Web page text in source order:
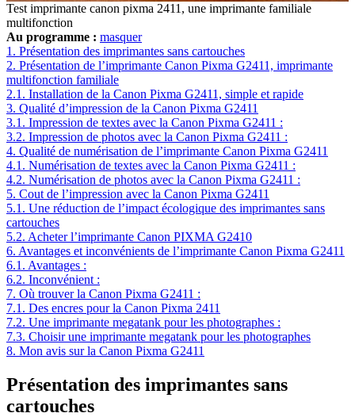
Test imprimante canon pixma 2411, une imprimante familiale
multifonction
Au programme : masquer
1. Présentation des imprimantes sans cartouches
2. Présentation de l’imprimante Canon Pixma G2411, imprimante
multifonction familiale
2.1. Installation de la Canon Pixma G2411, simple et rapide
3. Qualité d’impression de la Canon Pixma G2411
3.1. Impression de textes avec la Canon Pixma G2411 :
3.2. Impression de photos avec la Canon Pixma G2411 :
4. Qualité de numérisation de l’imprimante Canon Pixma G2411
4.1. Numérisation de textes avec la Canon Pixma G2411 :
4.2. Numérisation de photos avec la Canon Pixma G2411 :
5. Cout de l’impression avec la Canon Pixma G2411
5.1. Une réduction de l’impact écologique des imprimantes sans
cartouches
5.2. Acheter l’imprimante Canon PIXMA G2410
6. Avantages et inconvénients de l’imprimante Canon Pixma G2411
6.1. Avantages :
6.2. Inconvénient :
7. Où trouver la Canon Pixma G2411 :
7.1. Des encres pour la Canon Pixma 2411
7.2. Une imprimante megatank pour les photographes :
7.3. Choisir une imprimante megatank pour les photographes
8. Mon avis sur la Canon Pixma G2411
Présentation des imprimantes sans
cartouches